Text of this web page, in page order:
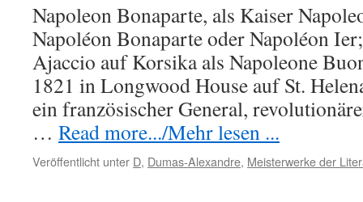
Napoleon Bonaparte, als Kaiser
Napoléon Bonaparte oder Napoléon
Ajaccio auf Korsika als Napoleone
1821 in Longwood House auf St.
ein französischer General,
… Read more.../Mehr lesen ...
Veröffentlicht unter D, Dumas-Alexandre, Meisterwerke der